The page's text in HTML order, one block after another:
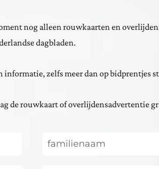
nog alleen rouwkaarten en
dagbladen.
informatie, zelfs meer dan op bidprentjes
de rouwkaart of overlijdensadvertentie